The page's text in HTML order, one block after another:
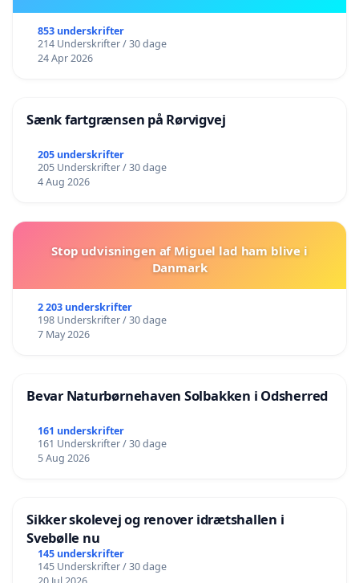
853 underskrifter
214 Underskrifter / 30 dage
24 Apr 2026
Sænk fartgrænsen på Rørvigvej
205 underskrifter
205 Underskrifter / 30 dage
4 Aug 2026
Stop udvisningen af Miguel lad ham blive i
Danmark
2 203 underskrifter
198 Underskrifter / 30 dage
7 May 2026
Bevar Naturbørnehaven Solbakken i Odsherred
161 underskrifter
161 Underskrifter / 30 dage
5 Aug 2026
Sikker skolevej og renover idrætshallen i
Svebølle nu
145 underskrifter
145 Underskrifter / 30 dage